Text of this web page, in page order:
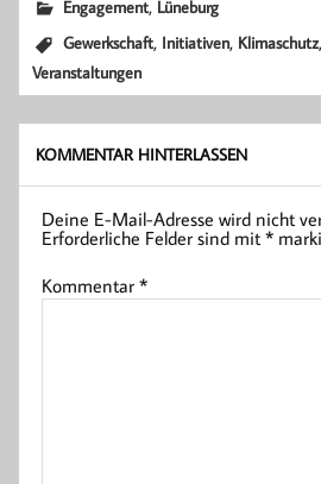
Engagement, Lüneburg
Gewerkschaft, Initiativen, Klimaschutz,
Veranstaltungen
KOMMENTAR HINTERLASSEN
Deine E-Mail-Adresse wird nicht
Erforderliche Felder sind mit*
Kommentar*